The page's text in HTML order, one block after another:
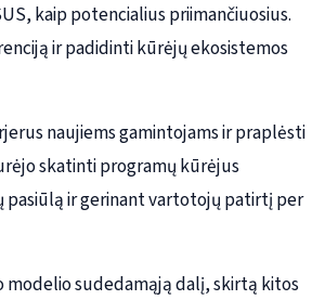
kaip potencialius priimančiuosius.
ir padidinti kūrėjų ekosistemos
naujiems gamintojams ir praplėsti
skatinti programų kūrėjus
ir gerinant vartotojų patirtį per
modelio sudedamąją dalį, skirtą kitos